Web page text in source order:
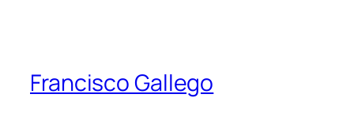
Francisco Gallego